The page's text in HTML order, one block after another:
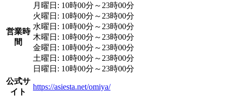
営業時
間
月曜日: 10時00分～23時00分
火曜日: 10時00分～23時00分
水曜日: 10時00分～23時00分
木曜日: 10時00分～23時00分
金曜日: 10時00分～23時00分
土曜日: 10時00分～23時00分
日曜日: 10時00分～23時00分
公式サ
イト
https://asiesta.net/omiya/